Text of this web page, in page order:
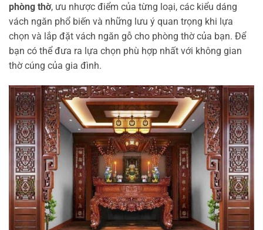
phòng thờ, ưu nhược điểm của từng loại, các kiểu dáng
vách ngăn phổ biến và những lưu ý quan trọng khi lựa
chọn và lắp đặt vách ngăn gỗ cho phòng thờ của bạn. Để
bạn có thể đưa ra lựa chọn phù hợp nhất với không gian
thờ cúng của gia đình.